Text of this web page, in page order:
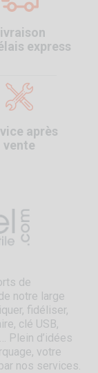
express
après
vente
de
notre large
fidéliser,
clé USB,
Plein d’idées
votre
nos services.